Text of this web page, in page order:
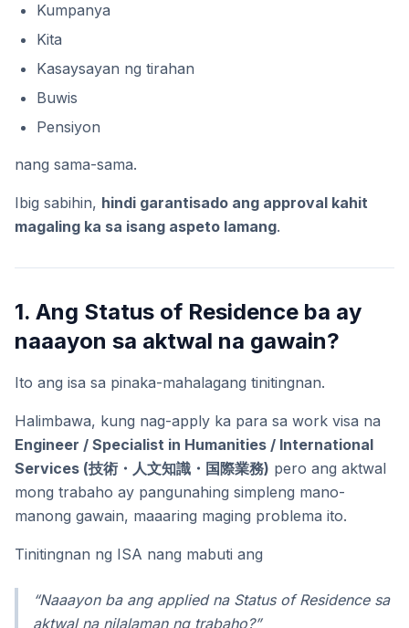
Kumpanya
Kita
Kasaysayan ng tirahan
Buwis
Pensiyon
nang sama-sama.
Ibig sabihin, hindi garantisado ang approval kahit
magaling ka sa isang aspeto lamang.
1. Ang Status of Residence ba ay
naaayon sa aktwal na gawain?
Ito ang isa sa pinaka-mahalagang tinitingnan.
Halimbawa, kung nag-apply ka para sa work visa na
Engineer / Specialist in Humanities / International
Services (技術・人文知識・国際業務) pero ang aktwal
mong trabaho ay pangunahing simpleng mano-
manong gawain, maaaring maging problema ito.
Tinitingnan ng ISA nang mabuti ang
“Naaayon ba ang applied na Status of Residence sa
aktwal na nilalaman ng trabaho?”